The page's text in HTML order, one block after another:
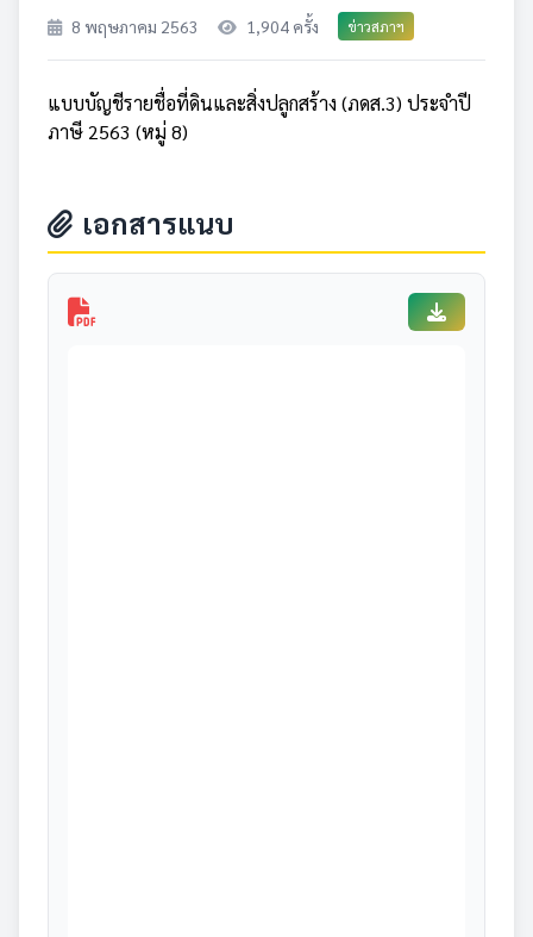
8 พฤษภาคม 2563 1,904 ครั้ง ข่าวสภาฯ
แบบบัญชีรายชื่อที่ดินและสิ่งปลูกสร้าง (ภดส.3) ประจำปี
ภาษี 2563 (หมู่ 8)
เอกสารแนบ